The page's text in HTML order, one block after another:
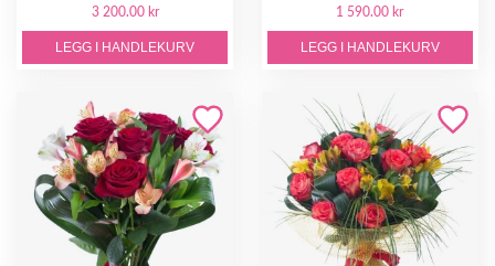
3 200.00 kr
LEGG I HANDLEKURV
1 590.00 kr
LEGG I HANDLEKURV